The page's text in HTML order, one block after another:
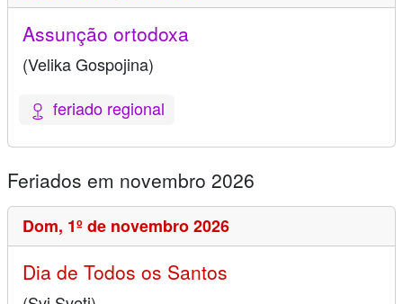
Assunção ortodoxa
(Velika Gospojina)
feriado regional
Feriados em novembro 2026
Dom, 1º de novembro 2026
Dia de Todos os Santos